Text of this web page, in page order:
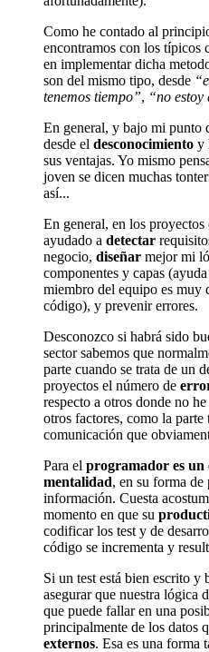
Como he contado al
encontramos con los típicos
en implementar dicha
son del mismo tipo, desde
tenemos tiempo”, “no estoy
En general, y bajo mi punto
desde el desconocimiento y
sus ventajas. Yo mismo
joven se dicen muchas
así...
En general, en los
ayudado a detectar
negocio, diseñar mejor mi
componentes y capas
miembro del equipo es muy
código), y prevenir errores.
Desconozco si habrá sido
sector sabemos que
parte cuando se trata de un
proyectos el número de
respecto a otros donde no
otros factores, como la
comunicación que
Para el programador es un
mentalidad, en su forma de
información. Cuesta
momento en que su
codificar los test y de
código se incrementa y
Si un test está bien escrito y
asegurar que nuestra lógica
que puede fallar en una
principalmente de los datos
externos. Esa es una forma